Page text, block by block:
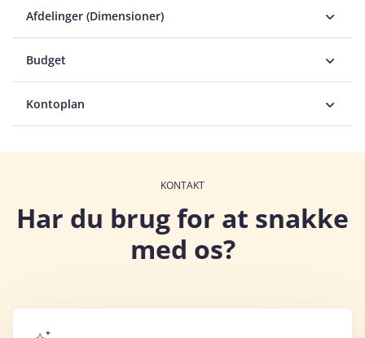
Afdelinger (Dimensioner)
Budget
Kontoplan
KONTAKT
Har du brug for at snakke
med os?